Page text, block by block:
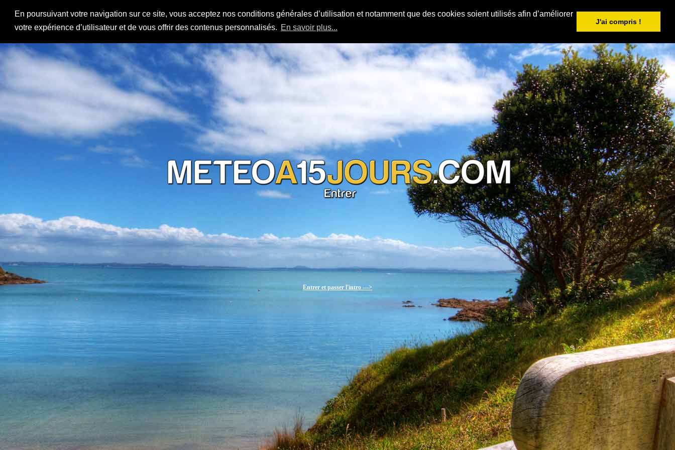
En poursuivant votre navigation sur ce site, vous acceptez nos conditions générales d’utilisation et notamment que des cookies soient utilisés afin d’améliorer
votre expérience d’utilisateur et de vous offrir des contenus personnalisés. En savoir plus...
J'ai compris !
Entrer et passer l'intro --->